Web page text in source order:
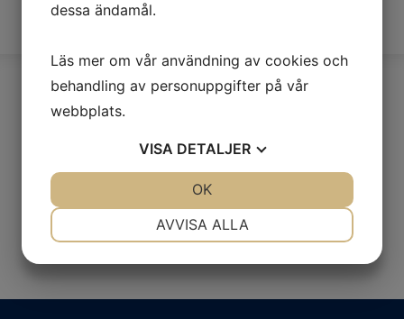
dessa ändamål.
Läs mer om vår användning av cookies och
behandling av personuppgifter på vår
webbplats.
VISA DETALJER
AVVISA ALLA
OK